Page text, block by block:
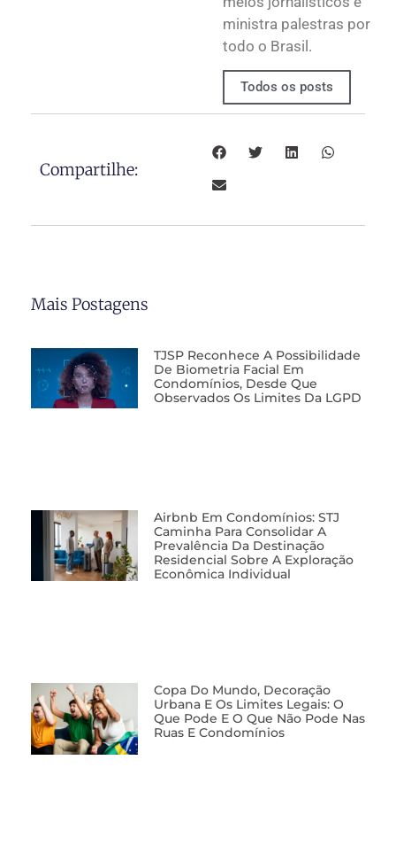
ministra palestras por
todo o Brasil.
Todos os posts
Compartilhe:
Mais Postagens
TJSP Reconhece A Possibilidade
De Biometria Facial Em
Condomínios, Desde Que
Observados Os Limites Da LGPD
Airbnb Em Condomínios: STJ
Caminha Para Consolidar A
Prevalência Da Destinação
Residencial Sobre A Exploração
Econômica Individual
Copa Do Mundo, Decoração
Urbana E Os Limites Legais: O
Que Pode E O Que Não Pode Nas
Ruas E Condomínios